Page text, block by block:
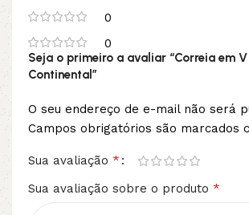
0
0
Seja o primeiro a avaliar “Correia em
Continental”
O seu endereço de e-mail não será
Campos obrigatórios são marcados
Sua avaliação *
Sua avaliação sobre o produto *